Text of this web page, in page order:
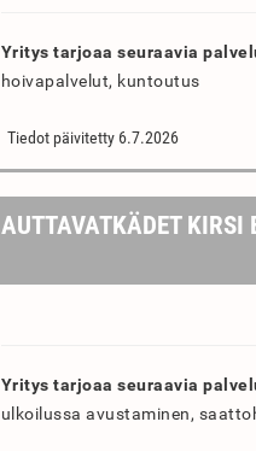
Yritys tarjoaa seuraavia
hoivapalvelut, kuntoutus
Tiedot päivitetty 6.7.2026
AUTTAVATKÄDET KIRSI
Yritys tarjoaa seuraavia
ulkoilussa avustaminen,